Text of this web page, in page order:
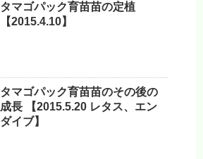
タマゴパック育苗苗の定植
【2015.4.10】
タマゴパック育苗苗のその後の
成長 【2015.5.20 レタス、エン
ダイブ】